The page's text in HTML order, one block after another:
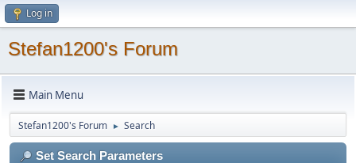
Log in
Stefan1200's Forum
Main Menu
Stefan1200's Forum ► Search
Set Search Parameters